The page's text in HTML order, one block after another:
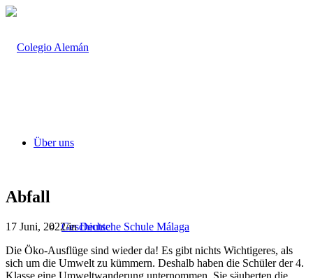
Über uns
Geschichte
Abfall
17 Juni, 2022/inDeutsche Schule Málaga
Die Öko-Ausflüge sind wieder da! Es gibt nichts Wichtigeres, als
sich um die Umwelt zu kümmern. Deshalb haben die Schüler der 4.
Klasse eine Umweltwanderung unternommen. Sie säuberten die